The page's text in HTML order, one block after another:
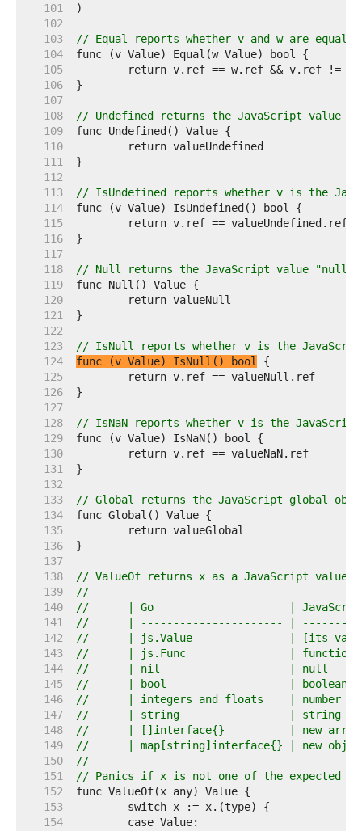
   101
   102
   103
// Equal reports whether v and w are equal
   104
   105
   106
   107
   108
// Undefined returns the JavaScript value
   109
   110
   111
   112
   113
// IsUndefined reports whether v is the
   114
   115
   116
   117
   118
// Null returns the JavaScript value "null".
   119
   120
   121
   122
   123
// IsNull reports whether v is the
   124
func (v Value) IsNull() bool
   125
   126
   127
   128
// IsNaN reports whether v is the JavaScript
   129
   130
   131
   132
   133
// Global returns the JavaScript global
   134
   135
   136
   137
   138
// ValueOf returns x as a JavaScript value:
   139
//
   140
//	| Go                     |
   141
//	| ---------------------- |
   142
//	| js.Value               | [its
   143
//	| js.Func                |
   144
//	| nil                    | null
   145
//	| bool                   |
   146
//	| integers and floats    |
   147
//	| string                 |
   148
//	| []interface{}          | new
   149
//	| map[string]interface{} | new
   150
//
   151
// Panics if x is not one of the expected
   152
   153
   154